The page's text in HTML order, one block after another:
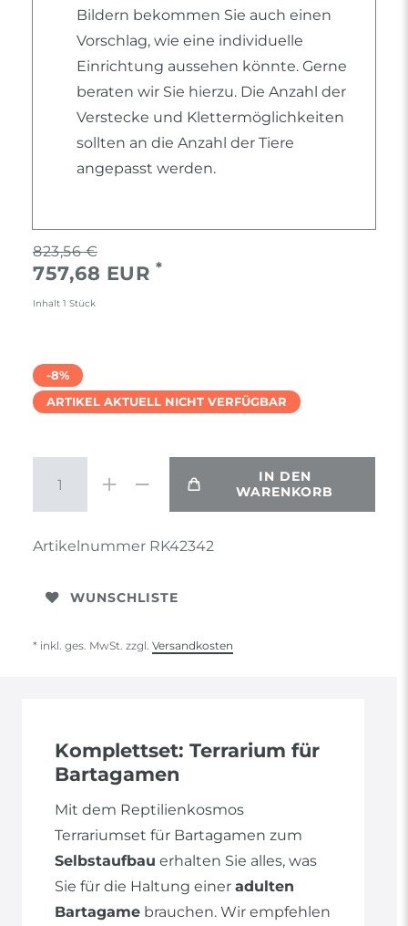
Bildern bekommen Sie auch einen
Vorschlag, wie eine individuelle
Einrichtung aussehen könnte. Gerne
beraten wir Sie hierzu. Die Anzahl der
Verstecke und Klettermöglichkeiten
sollten an die Anzahl der Tiere
angepasst werden.
823,56 €
757,68 EUR *
Inhalt 1 Stück
-8%
ARTIKEL AKTUELL NICHT VERFÜGBAR
IN DEN
WARENKORB
Artikelnummer RK42342
WUNSCHLISTE
* inkl. ges. MwSt. zzgl. Versandkosten
Komplettset: Terrarium für
Bartagamen
Mit dem Reptilienkosmos
Terrariumset für Bartagamen zum
Selbstaufbau erhalten Sie alles, was
Sie für die Haltung einer adulten
Bartagame brauchen. Wir empfehlen